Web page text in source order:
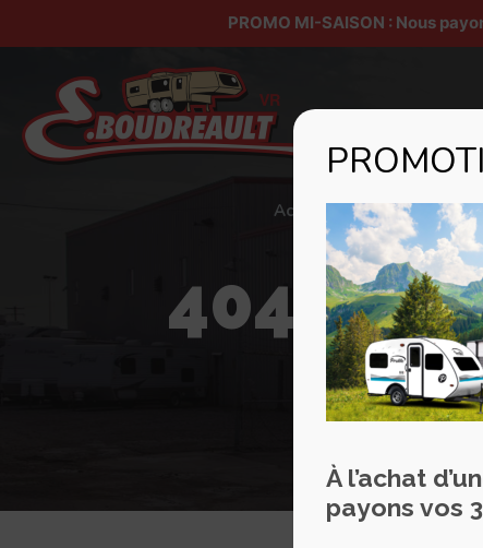
PROMO MI-SAISON : Nous
Accueil À propos
404 -
À l’achat
payons vos